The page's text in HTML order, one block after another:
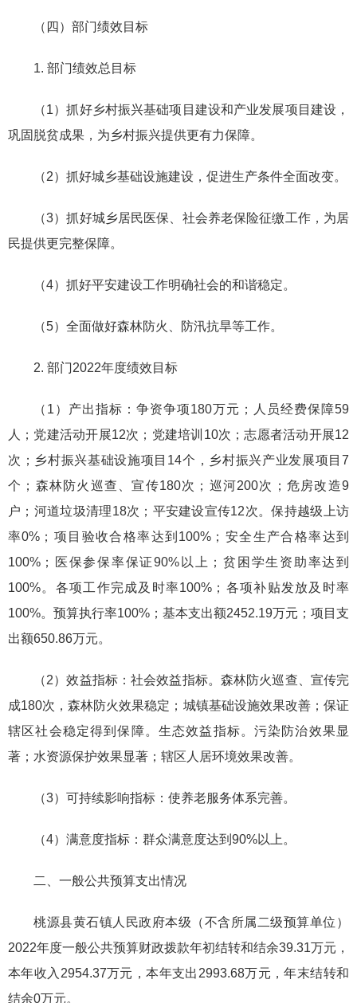
（四）部门绩效目标
1. 部门绩效总目标
（1）抓好乡村振兴基础项目建设和产业发展项目建设，
巩固脱贫成果，为乡村振兴提供更有力保障。
（2）抓好城乡基础设施建设，促进生产条件全面改变。
（3）抓好城乡居民医保、社会养老保险征缴工作，为居
民提供更完整保障。
（4）抓好平安建设工作明确社会的和谐稳定。
（5）全面做好森林防火、防汛抗旱等工作。
2. 部门2022年度绩效目标
（1）产出指标：争资争项180万元；人员经费保障59
人；党建活动开展12次；党建培训10次；志愿者活动开展12
次；乡村振兴基础设施项目14个，乡村振兴产业发展项目7
个；森林防火巡查、宣传180次；巡河200次；危房改造9
户；河道垃圾清理18次；平安建设宣传12次。保持越级上访
率0%；项目验收合格率达到100%；安全生产合格率达到
100%；医保参保率保证90%以上；贫困学生资助率达到
100%。各项工作完成及时率100%；各项补贴发放及时率
100%。预算执行率100%；基本支出额2452.19万元；项目支
出额650.86万元。
（2）效益指标：社会效益指标。森林防火巡查、宣传完
成180次，森林防火效果稳定；城镇基础设施效果改善；保证
辖区社会稳定得到保障。生态效益指标。污染防治效果显
著；水资源保护效果显著；辖区人居环境效果改善。
（3）可持续影响指标：使养老服务体系完善。
（4）满意度指标：群众满意度达到90%以上。
二、一般公共预算支出情况
桃源县黄石镇人民政府本级（不含所属二级预算单位）
2022年度一般公共预算财政拨款年初结转和结余39.31万元，
本年收入2954.37万元，本年支出2993.68万元，年末结转和
结余0万元。